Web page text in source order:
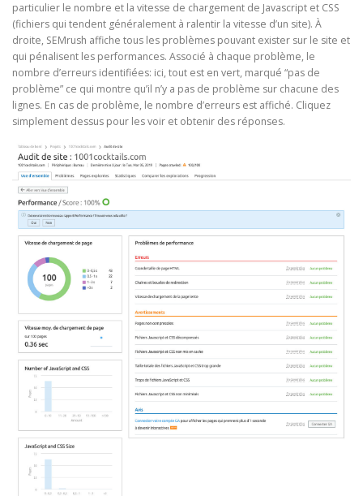
particulier le nombre et la vitesse de chargement de Javascript et CSS
(fichiers qui tendent généralement à ralentir la vitesse d’un site). À
droite, SEMrush affiche tous les problèmes pouvant exister sur le site et
qui pénalisent les performances. Associé à chaque problème, le
nombre d’erreurs identifiées: ici, tout est en vert, marqué “pas de
problème” ce qui montre qu’il n’y a pas de problème sur chacune des
lignes. En cas de problème, le nombre d’erreurs est affiché. Cliquez
simplement dessus pour les voir et obtenir des réponses.